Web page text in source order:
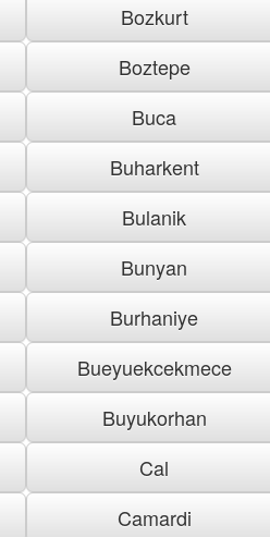
Bozkurt
Boztepe
Buca
Buharkent
Bulanik
Bunyan
Burhaniye
Bueyuekcekmece
Buyukorhan
Cal
Camardi